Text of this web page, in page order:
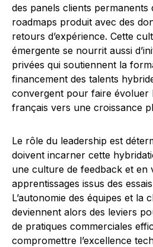
des panels clients permanents
roadmaps produit avec des
retours d’expérience. Cette
émergente se nourrit aussi
privées qui soutiennent la
financement des talents
convergent pour faire évoluer
français vers une croissance
Le rôle du leadership est
doivent incarner cette
une culture de feedback et en
apprentissages issus des
L’autonomie des équipes et la
deviennent alors des leviers
de pratiques commerciales
compromettre l’excellence